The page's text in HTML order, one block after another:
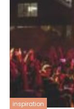
inspiration